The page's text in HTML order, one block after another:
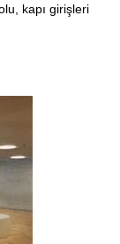
kapı girişleri